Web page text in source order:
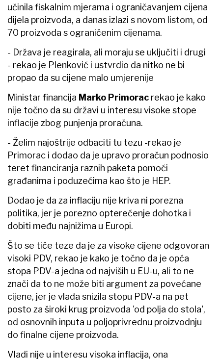
učinila fiskalnim mjerama i ograničavanjem cijena
dijela proizvoda, a danas izlazi s novom listom, od
70 proizvoda s ograničenim cijenama.
- Država je reagirala, ali moraju se uključiti i drugi
- rekao je Plenković i ustvrdio da nitko ne bi
propao da su cijene malo umjerenije
Ministar financija Marko Primorac rekao je kako
nije točno da su državi u interesu visoke stope
inflacije zbog punjenja proračuna.
- Želim najoštrije odbaciti tu tezu -rekao je
Primorac i dodao da je upravo proračun podnosio
teret financiranja raznih paketa pomoći
građanima i poduzećima kao što je HEP.
Dodao je da za inflaciju nije kriva ni porezna
politika, jer je porezno opterećenje dohotka i
dobiti među najnižima u Europi.
Što se tiče teze da je za visoke cijene odgovoran
visoki PDV, rekao je kako je točno da je opća
stopa PDV-a jedna od najviših u EU-u, ali to ne
znači da to ne može biti argument za povećane
cijene, jer je vlada snizila stopu PDV-a na pet
posto za široki krug proizvoda 'od polja do stola',
od osnovnih inputa u poljoprivrednu proizvodnju
do finalne cijene proizvoda.
Vladi nije u interesu visoka inflacija, ona